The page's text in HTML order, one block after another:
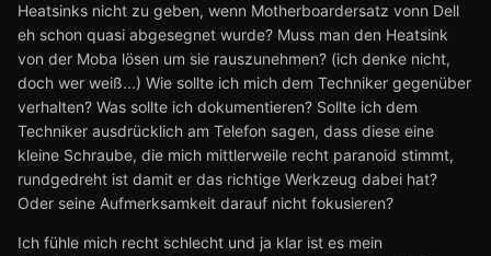
Heatsinks nicht zu geben, wenn Motherboardersatz vonn Dell
eh schon quasi abgesegnet wurde? Muss man den Heatsink
von der Moba lösen um sie rauszunehmen? (ich denke nicht,
doch wer weiß...) Wie sollte ich mich dem Techniker gegenüber
verhalten? Was sollte ich dokumentieren? Sollte ich dem
Techniker ausdrücklich am Telefon sagen, dass diese eine
kleine Schraube, die mich mittlerweile recht paranoid stimmt,
rundgedreht ist damit er das richtige Werkzeug dabei hat?
Oder seine Aufmerksamkeit darauf nicht fokusieren?
Ich fühle mich recht schlecht und ja klar ist es mein